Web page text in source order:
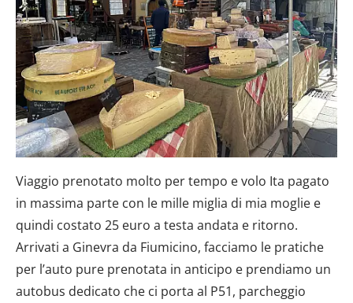
Viaggio prenotato molto per tempo e volo Ita pagato
in massima parte con le mille miglia di mia moglie e
quindi costato 25 euro a testa andata e ritorno.
Arrivati a Ginevra da Fiumicino, facciamo le pratiche
per l’auto pure prenotata in anticipo e prendiamo un
autobus dedicato che ci porta al P51, parcheggio